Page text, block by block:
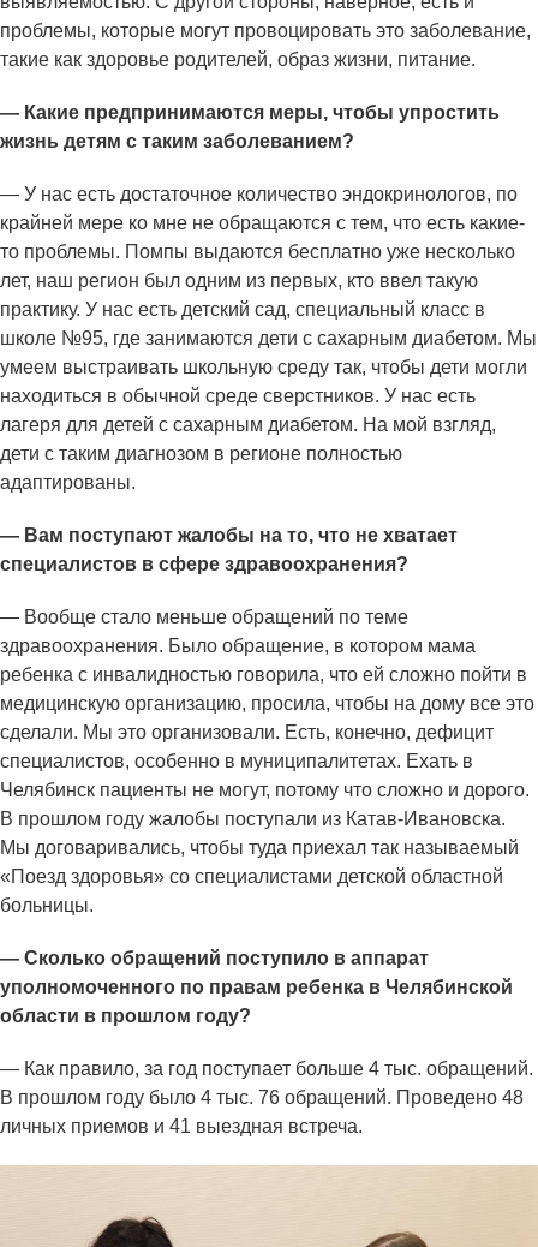
проблемы, которые могут провоцировать это заболевание,
такие как здоровье родителей, образ жизни, питание.
— Какие предпринимаются меры, чтобы упростить
жизнь детям с таким заболеванием?
— У нас есть достаточное количество эндокринологов, по
крайней мере ко мне не обращаются с тем, что есть какие-
то проблемы. Помпы выдаются бесплатно уже несколько
лет, наш регион был одним из первых, кто ввел такую
практику. У нас есть детский сад, специальный класс в
школе №95, где занимаются дети с сахарным диабетом. Мы
умеем выстраивать школьную среду так, чтобы дети могли
находиться в обычной среде сверстников. У нас есть
лагеря для детей с сахарным диабетом. На мой взгляд,
дети с таким диагнозом в регионе полностью
адаптированы.
— Вам поступают жалобы на то, что не хватает
специалистов в сфере здравоохранения?
— Вообще стало меньше обращений по теме
здравоохранения. Было обращение, в котором мама
ребенка с инвалидностью говорила, что ей сложно пойти в
медицинскую организацию, просила, чтобы на дому все это
сделали. Мы это организовали. Есть, конечно, дефицит
специалистов, особенно в муниципалитетах. Ехать в
Челябинск пациенты не могут, потому что сложно и дорого.
В прошлом году жалобы поступали из Катав-Ивановска.
Мы договаривались, чтобы туда приехал так называемый
«Поезд здоровья» со специалистами детской областной
больницы.
— Сколько обращений поступило в аппарат
уполномоченного по правам ребенка в Челябинской
области в прошлом году?
— Как правило, за год поступает больше 4 тыс. обращений.
В прошлом году было 4 тыс. 76 обращений. Проведено 48
личных приемов и 41 выездная встреча.